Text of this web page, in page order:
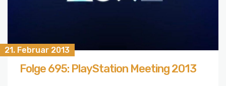
21. Februar 2013
Folge 695: PlayStation Meeting 2013